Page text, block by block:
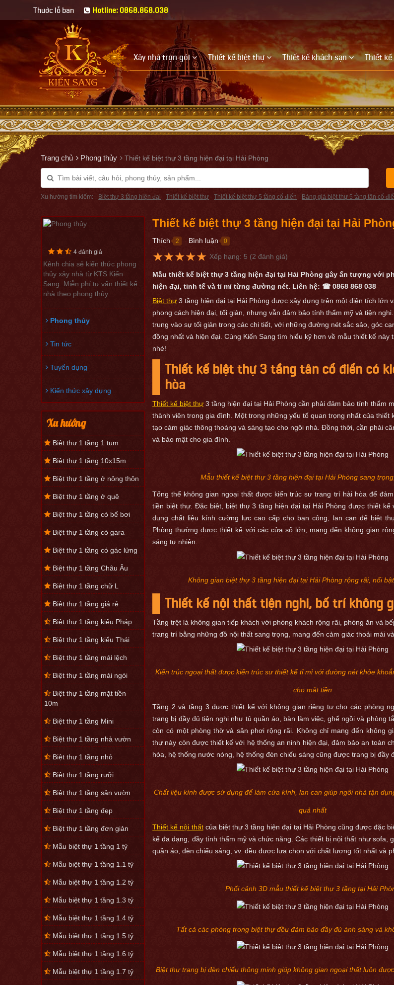
Thước lỗ ban Hotline: 0868.868.038
Xây nhà trọn gói Thiết kế biệt thự Thiết kế khách sạn Thiết
Trang chủ Phong thủy Thiết kế biệt thự 3 tầng hiện đại tại Hải Phòng
Xu hướng tìm kiếm: Biệt thự 3 tầng hiện đại Thiết kế biệt thự Thiết kế biệt thự 5 tầng cổ điển Bảng giá biệt thự 5 tầng tân cổ
Phong
thủy
4 đánh giá
Kênh chia sẻ kiến thức phong
thủy xây nhà từ KTS Kiến
Sang. Miễn phí tư vấn thiết kế
nhà theo phong thủy
Phong thủy
Tin tức
Tuyển dụng
Kiến thức xây dựng
Xu hướng
Biệt thự 1 tầng 1 tum
Biệt thự 1 tầng 10x15m
Biệt thự 1 tầng ở nông thôn
Biệt thự 1 tầng ở quê
Biệt thự 1 tầng có bể bơi
Biệt thự 1 tầng có gara
Biệt thự 1 tầng có gác lửng
Biệt thự 1 tầng Châu Âu
Biệt thự 1 tầng chữ L
Biệt thự 1 tầng giá rẻ
Biệt thự 1 tầng kiểu Pháp
Biệt thự 1 tầng kiểu Thái
Biệt thự 1 tầng mái lệch
Biệt thự 1 tầng mái ngói
Biệt thự 1 tầng mặt tiền
10m
Biệt thự 1 tầng Mini
Biệt thự 1 tầng nhà vườn
Biệt thự 1 tầng nhỏ
Biệt thự 1 tầng rưỡi
Biệt thự 1 tầng sân vườn
Biệt thự 1 tầng đẹp
Biệt thự 1 tầng đơn giản
Mẫu biệt thự 1 tầng 1 tỷ
Mẫu biệt thự 1 tầng 1.1 tỷ
Mẫu biệt thự 1 tầng 1.2 tỷ
Mẫu biệt thự 1 tầng 1.3 tỷ
Mẫu biệt thự 1 tầng 1.4 tỷ
Mẫu biệt thự 1 tầng 1.5 tỷ
Mẫu biệt thự 1 tầng 1.6 tỷ
Mẫu biệt thự 1 tầng 1.7 tỷ
Thiết kế biệt thự 3 tầng hiện đại tại Hải
Thích 2 Bình luận 0
★★★★★ Xếp hạng: 5 (2 đánh giá)
Mẫu thiết kế biệt thự 3 tầng hiện đại tại Hải Phòng gây ấn tượng với
hiện đại, tinh tế và tỉ mỉ từng đường nét. Liên hệ: ☎ 0868 868 038
Biệt thự 3 tầng hiện đại tại Hải Phòng được xây dựng trên một diện tích lớn
phong cách hiện đại, tối giản, nhưng vẫn đảm bảo tính thẩm mỹ và tiện
trung vào sự tối giản trong các chi tiết, với những đường nét sắc sảo, góc
đồng nhất và hiện đại. Cùng Kiến Sang tìm hiểu kỹ hơn về mẫu thiết kế này
nhé!
Thiết kế biệt thự 3 tầng tân cổ điển có
hòa
Thiết kế biệt thự 3 tầng hiện đại tại Hải Phòng cần phải đảm bảo tính thẩm
thành viên trong gia đình. Một trong những yếu tố quan trọng nhất của thiết
tạo cảm giác thông thoáng và sáng tạo cho ngôi nhà. Đồng thời, cần phải
và bảo mật cho gia đình.
Mẫu thiết kế biệt thự 3 tầng hiện đại tại Hải Phòng sang
Tổng thể không gian ngoại thất được kiến trúc sư trang trí hài hòa để
tiền biệt thự. Đặc biệt, biệt thự 3 tầng hiện đại tại Hải Phòng được thiết
dụng chất liệu kính cường lực cao cấp cho ban công, lan can để biệt
Phòng thường được thiết kế với các cửa sổ lớn, mang đến không gian
sáng tự nhiên.
Không gian biệt thự 3 tầng hiện đại tại Hải Phòng rộng rãi, nổi
Thiết kế nội thất tiện nghi, bố trí không
Tầng trệt là không gian tiếp khách với phòng khách rộng rãi, phòng ăn và
trang trí bằng những đồ nội thất sang trọng, mang đến cảm giác thoải mái
Kiến trúc ngoại thất được kiến trúc sư thiết kế tỉ mỉ với đường nét khỏe
cho mặt tiền
Tầng 2 và tầng 3 được thiết kế với không gian riêng tư cho các phòng
trang bị đầy đủ tiện nghi như tủ quần áo, bàn làm việc, ghế ngồi và phòng
còn có một phòng thờ và sân phơi rộng rãi. Không chỉ mang đến không
thự này còn được thiết kế với hệ thống an ninh hiện đại, đảm bảo an toàn
hòa, hệ thống nước nóng, hệ thống đèn chiếu sáng cũng được trang bị đầy
Chất liệu kính được sử dụng để làm cửa kính, lan can giúp ngôi nhà tận
quả nhất
Thiết kế nội thấtcủa biệt thự 3 tầng hiện đại tại Hải Phòng cũng được đặc
kế đa dạng, đầy tính thẩm mỹ và chức năng. Các thiết bị nội thất như sofa,
quần áo, đèn chiếu sáng, vv. đều được lựa chọn với chất lượng tốt nhất và
Phối cảnh 3D mẫu thiết kế biệt thự 3 tầng tại Hải
Tất cả các phòng trong biệt thự đều đảm bảo đầy đủ ánh sáng và
Biệt thự trang bị đèn chiếu thông minh giúp không gian ngoại thất luôn